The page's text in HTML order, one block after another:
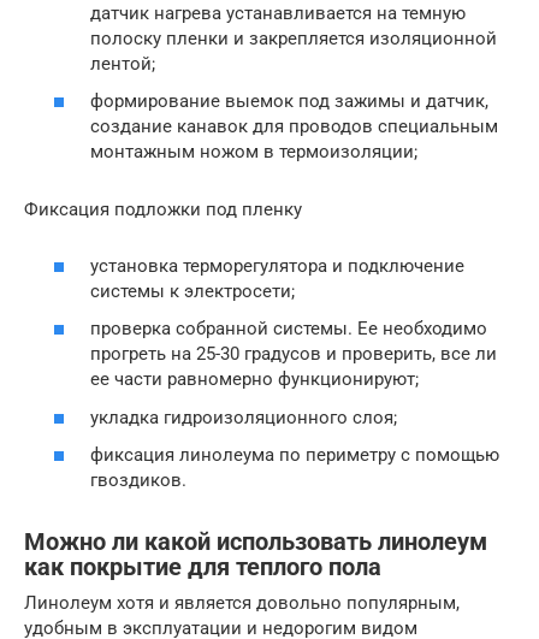
датчик нагрева устанавливается на темную
полоску пленки и закрепляется изоляционной
лентой;
формирование выемок под зажимы и датчик,
создание канавок для проводов специальным
монтажным ножом в термоизоляции;
Фиксация подложки под пленку
установка терморегулятора и подключение
системы к электросети;
проверка собранной системы. Ее необходимо
прогреть на 25-30 градусов и проверить, все ли
ее части равномерно функционируют;
укладка гидроизоляционного слоя;
фиксация линолеума по периметру с помощью
гвоздиков.
Можно ли какой использовать линолеум
как покрытие для теплого пола
Линолеум хотя и является довольно популярным,
удобным в эксплуатации и недорогим видом